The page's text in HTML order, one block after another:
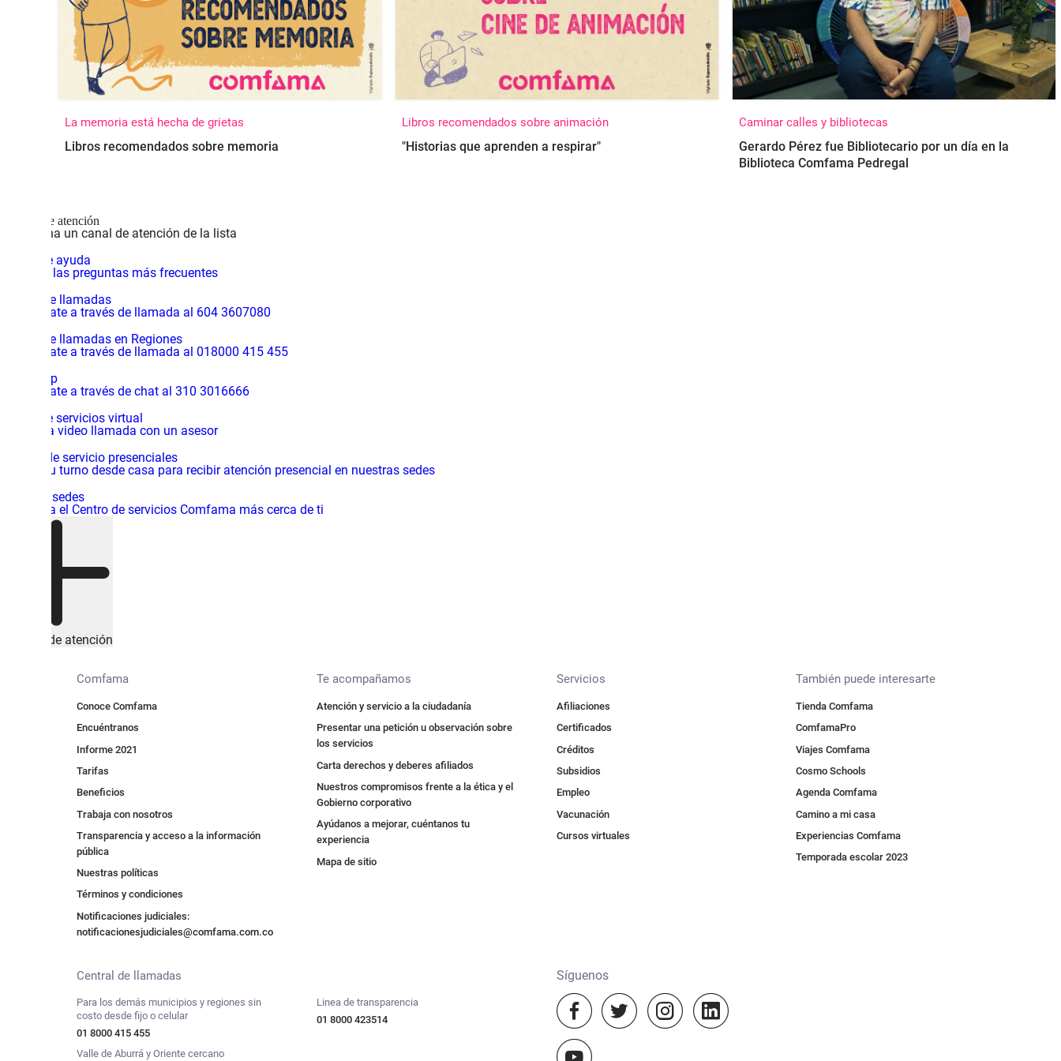
La memoria está hecha de grietas
Libros recomendados sobre memoria
Libros recomendados sobre animación
"Historias que aprenden a respirar"
Caminar calles y bibliotecas
Gerardo Pérez fue Bibliotecario por un día en la
Biblioteca Comfama Pedregal
Canales de atención
Selecciona un canal de atención de la lista
Centro de ayuda
Consulta las preguntas más frecuentes
Central de llamadas
Comunícate a través de llamada al 604 3607080
Central de llamadas en Regiones
Comunícate a través de llamada al 018000 415 455
WhatsApp
Comunícate a través de chat al 310 3016666
Centro de servicios virtual
Inicia una video llamada con un asesor
Centros de servicio presenciales
Solicita tu turno desde casa para recibir atención presencial en nuestras sedes
Mapa de sedes
Encuentra el Centro de servicios Comfama más cerca de ti
Canales de atención
Comfama
Conoce Comfama
Encuéntranos
Informe 2021
Tarifas
Beneficios
Trabaja con nosotros
Transparencia y acceso a la información
pública
Nuestras políticas
Términos y condiciones
Notificaciones judiciales:
notificacionesjudiciales@comfama.com.co
Te acompañamos
Atención y servicio a la ciudadanía
Presentar una petición u observación sobre
los servicios
Carta derechos y deberes afiliados
Nuestros compromisos frente a la ética y el
Gobierno corporativo
Ayúdanos a mejorar, cuéntanos tu
experiencia
Mapa de sitio
Servicios
Afiliaciones
Certificados
Créditos
Subsidios
Empleo
Vacunación
Cursos virtuales
También puede interesarte
Tienda Comfama
ComfamaPro
Viajes Comfama
Cosmo Schools
Agenda Comfama
Camino a mi casa
Experiencias Comfama
Temporada escolar 2023
Central de llamadas
Para los demás municipios y regiones sin
costo desde fijo o celular
01 8000 415 455
Valle de Aburrá y Oriente cercano
Linea de transparencia
01 8000 423514
Síguenos